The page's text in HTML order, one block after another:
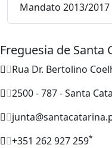
Mandato 2013/2017
Freguesia de Santa
Rua Dr. Bertolino
2500 - 787 - Santa
+351 262 927 259*